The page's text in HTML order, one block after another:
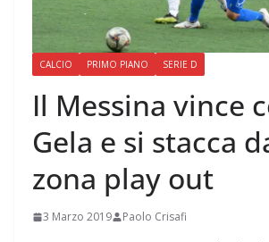
CALCIO PRIMO PIANO SERIE D
Il Messina vince
Gela e si stacca
zona play out
3 Marzo 2019 Paolo Crisafi